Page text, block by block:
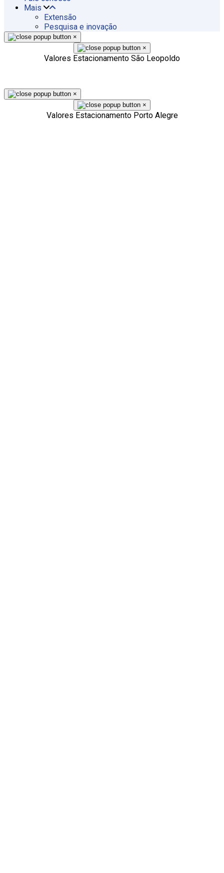
Mais
Extensão
Pesquisa e inovação
×
×
Valores Estacionamento São Leopoldo
×
×
Valores Estacionamento Porto Alegre